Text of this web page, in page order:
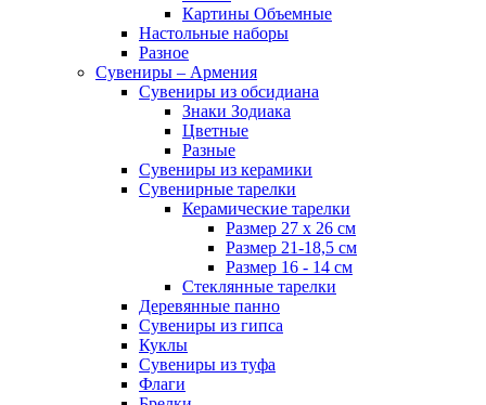
Картины Объемные
Настольные наборы
Разное
Сувениры – Армения
Сувениры из обсидиана
Знаки Зодиака
Цветные
Разные
Сувениры из керамики
Сувенирные тарелки
Керамические тарелки
Размер 27 х 26 см
Размер 21-18,5 см
Размер 16 - 14 см
Стеклянные тарелки
Деревянные панно
Сувениры из гипса
Куклы
Сувениры из туфа
Флаги